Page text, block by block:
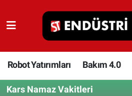
Robot Yatırımları Bakım 4.0
Kars Namaz Vakitleri
Robot Yatırımları
Bakım 4.0
Proses Otomasyonu